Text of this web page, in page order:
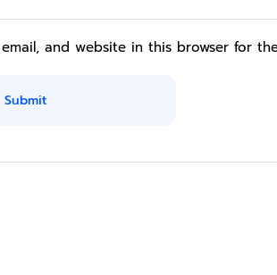
email, and website in this browser for